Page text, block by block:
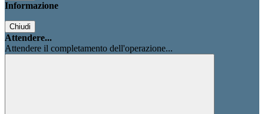
Informazione
Chiudi
Attendere...
Attendere il completamento dell'operazione...